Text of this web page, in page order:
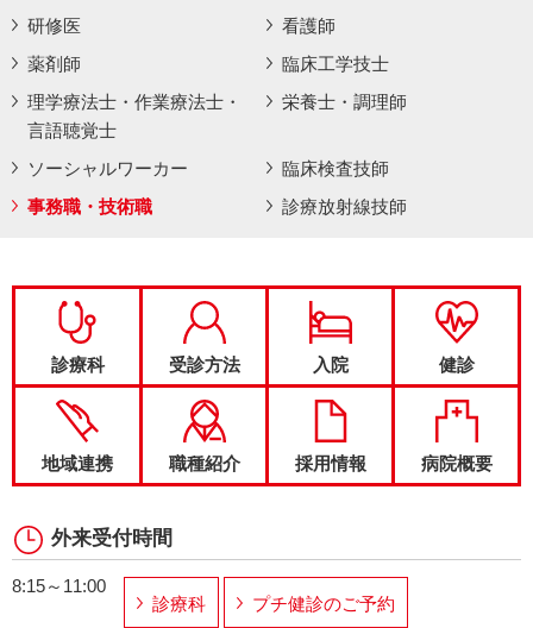
研修医
看護師
薬剤師
臨床工学技士
理学療法士・作業療法士・
言語聴覚士
栄養士・調理師
ソーシャルワーカー
臨床検査技師
事務職・技術職
診療放射線技師
診療科 受診方法 入院 健診
地域連携 職種紹介 採用情報 病院概要
外来受付時間
8:15～11:00
診療科
プチ健診のご予約